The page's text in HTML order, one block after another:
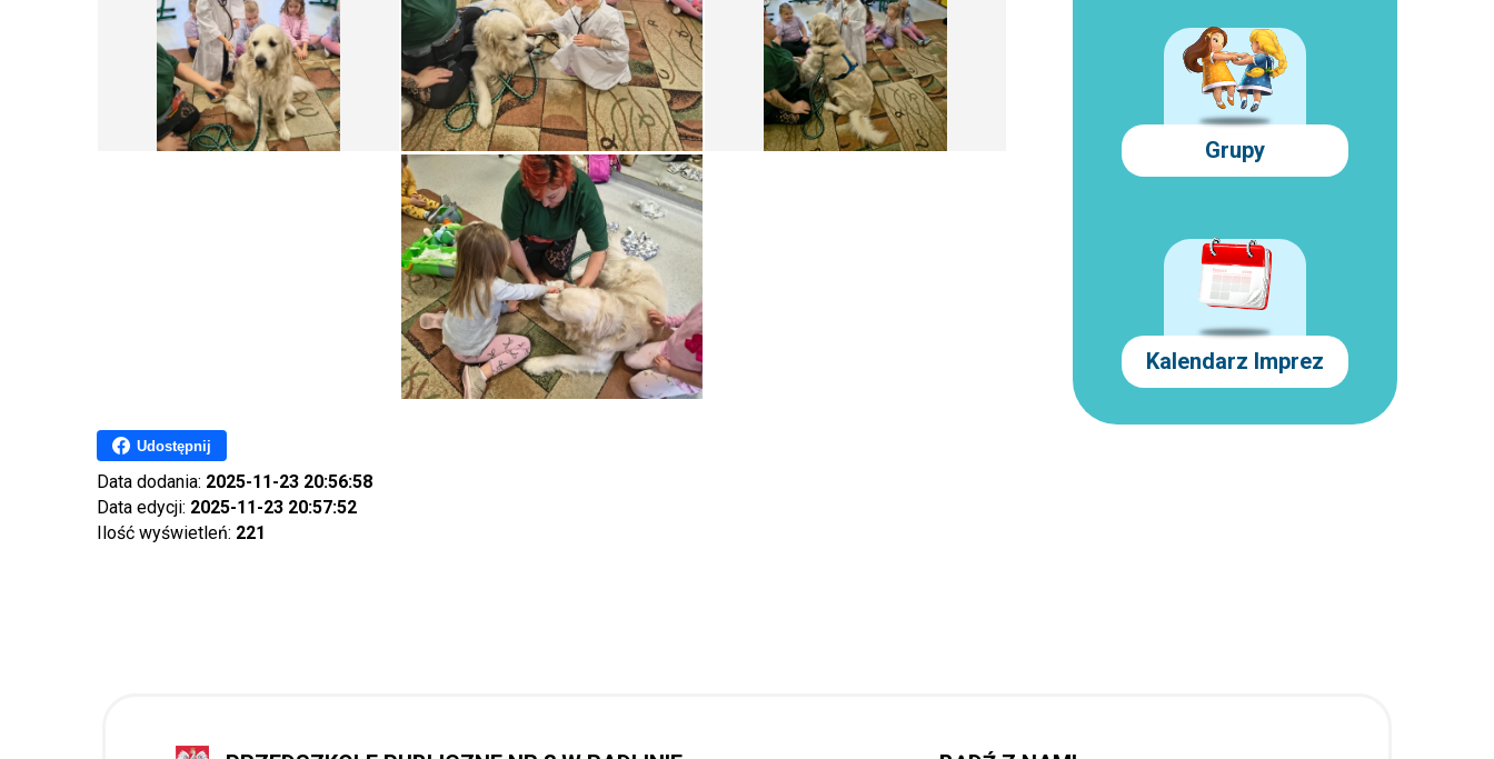
Udostępnij
Data dodania: 2025-11-23 20:56:58
Data edycji: 2025-11-23 20:57:52
Ilość wyświetleń: 221
Grupy
Kalendarz Imprez